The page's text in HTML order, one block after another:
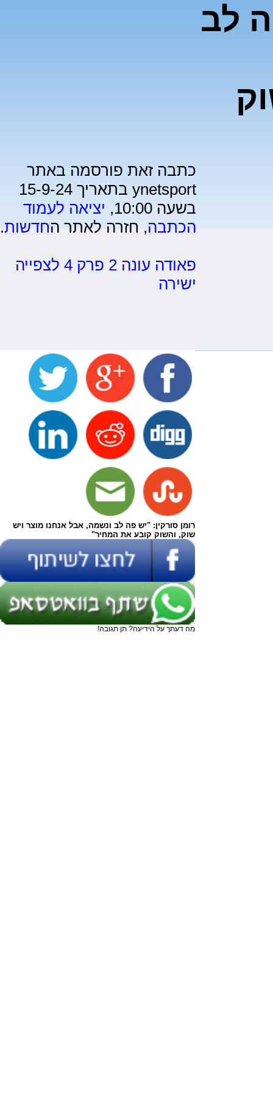
לב
כתבה זאת פורסמה באתר
ynetsport בתאריך 15-9-24
בשעה 10:00,
יציאה לעמוד
הכתבה, חזרה לאתר החדשות.
פאודה עונה 2 פרק 4 לצפייה
ישירה
רומן סורקין: "יש פה לב ונשמה, אבל אנחנו מוצר ויש
שוק, והשוק קובע את המחיר"
מה דעתך על הידיעה? תן תגובה!